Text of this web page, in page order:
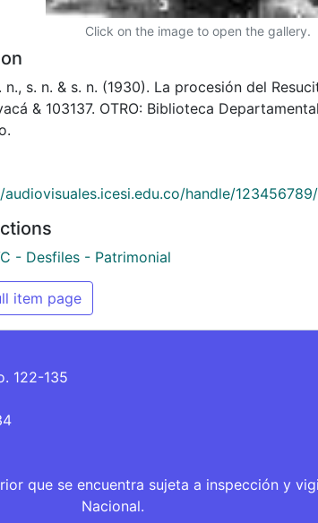
Click on the image to open the gallery.
n., s. n. & s. n. (1930). La procesión del
& 103137. OTRO: Biblioteca
handle/
- Desfiles - Patrimonial
item page
122-135
que se encuentra sujeta a inspección y
Nacional.